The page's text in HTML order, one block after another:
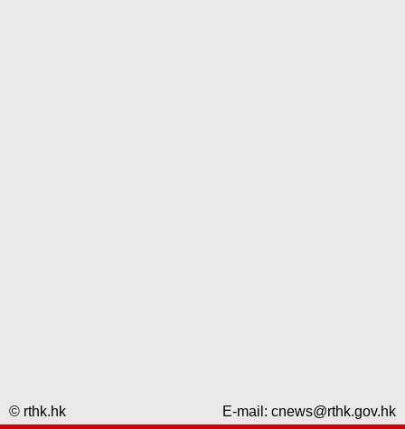
© rthk.hk E-mail: cnews@rthk.gov.hk